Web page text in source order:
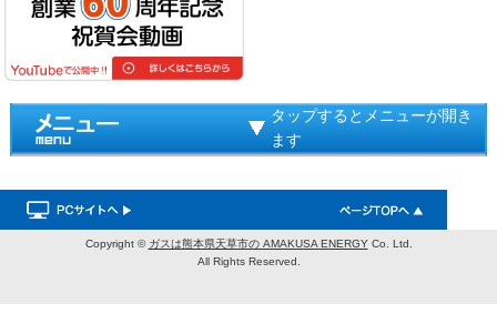
タップするとメニューが開き
ます
Copyright © ガスは熊本県天草市の AMAKUSA ENERGYCo. Ltd.
All Rights Reserved.